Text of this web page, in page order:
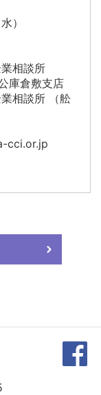
）
相談所
庫倉敷支店
相談所 （舩
cci.or.jp